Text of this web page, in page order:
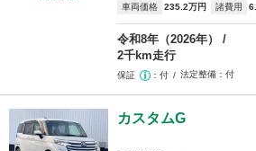
車両価格 235 .2万円 諸費用 6
令和8年（2026年）
2千km走行
保証 付 法定整備 付
カスタムG